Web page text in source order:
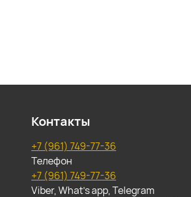
Контакты
+7 (961) 749-77-36
Телефон
+7 (961) 749-77-36
Viber, What's app, Telegram